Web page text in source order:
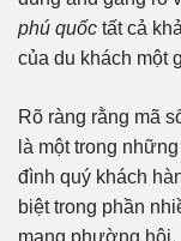
phú quốc tất cả
của du khách một
Rõ ràng rằng mã
là một trong
đình quý khách
biệt trong phần
mạng phường hội.